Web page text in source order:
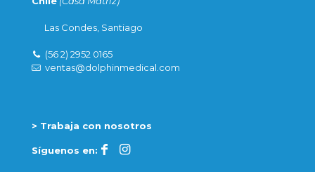
Las Condes, Santiago
(56 2) 2952 0165
ventas@dolphinmedical.com
> Trabaja con nosotros
Síguenos en: